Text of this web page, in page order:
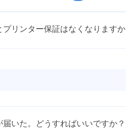
プリンター保証はなくなります
いた。どうすればいいですか？